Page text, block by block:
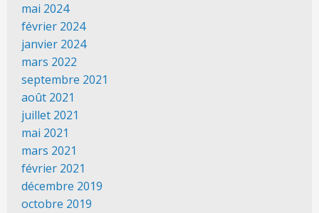
mai 2024
février 2024
janvier 2024
mars 2022
septembre 2021
août 2021
juillet 2021
mai 2021
mars 2021
février 2021
décembre 2019
octobre 2019